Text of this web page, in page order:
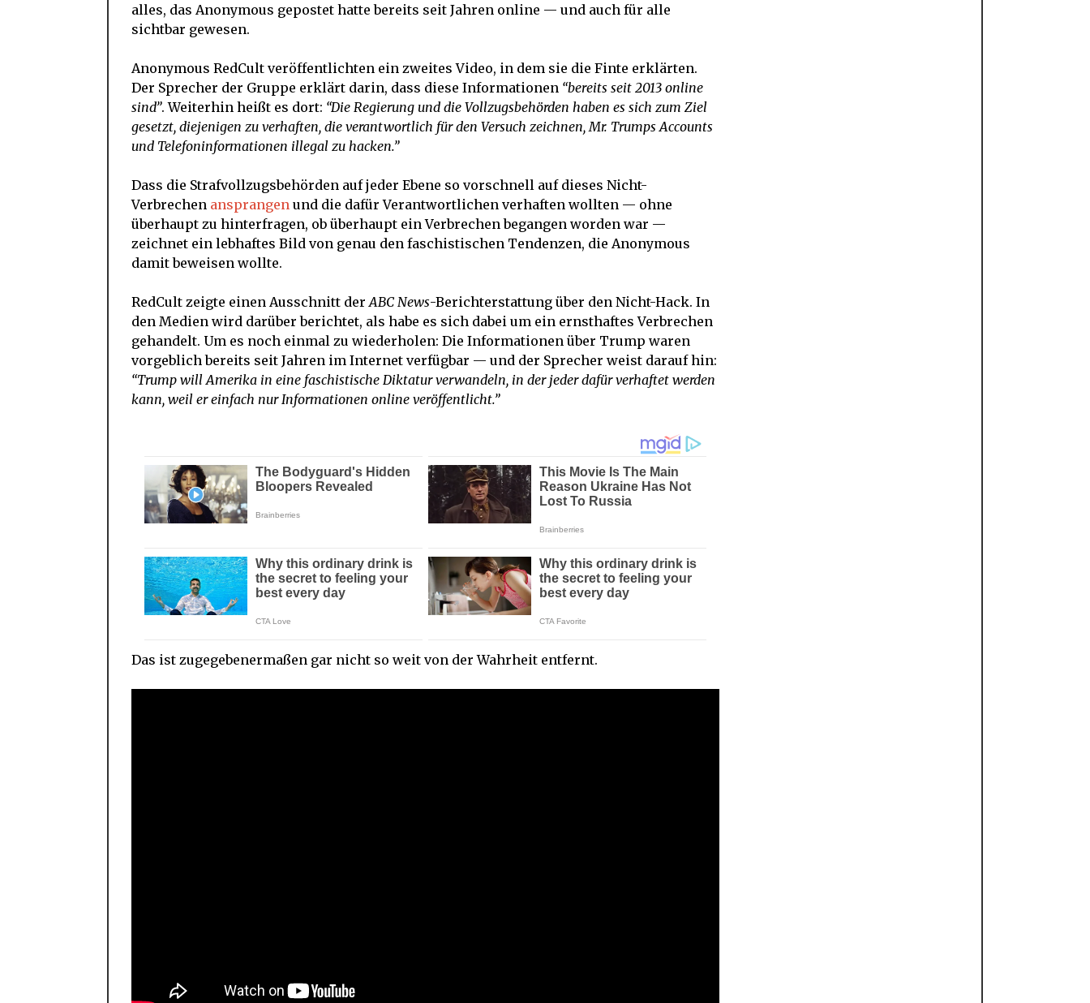
alles, das Anonymous gepostet hatte bereits seit Jahren online — und auch für alle
sichtbar gewesen.
Anonymous RedCult veröffentlichten ein zweites Video, in dem sie die Finte erklärten.
Der Sprecher der Gruppe erklärt darin, dass diese Informationen “bereits seit 2013 online
sind”. Weiterhin heißt es dort: “Die Regierung und die Vollzugsbehörden haben es sich zum Ziel
gesetzt, diejenigen zu verhaften, die verantwortlich für den Versuch zeichnen, Mr. Trumps Accounts
und Telefoninformationen illegal zu hacken.”
Dass die Strafvollzugsbehörden auf jeder Ebene so vorschnell auf dieses Nicht-
Verbrechen ansprangen und die dafür Verantwortlichen verhaften wollten — ohne
überhaupt zu hinterfragen, ob überhaupt ein Verbrechen begangen worden war —
zeichnet ein lebhaftes Bild von genau den faschistischen Tendenzen, die Anonymous
damit beweisen wollte.
RedCult zeigte einen Ausschnitt derABC News-Berichterstattung über den Nicht-Hack. In
den Medien wird darüber berichtet, als habe es sich dabei um ein ernsthaftes Verbrechen
gehandelt. Um es noch einmal zu wiederholen: Die Informationen über Trump waren
vorgeblich bereits seit Jahren im Internet verfügbar — und der Sprecher weist darauf hin:
“Trump will Amerika in eine faschistische Diktatur verwandeln, in der jeder dafür verhaftet werden
kann, weil er einfach nur Informationen online veröffentlicht.”
Das ist zugegebenermaßen gar nicht so weit von der Wahrheit entfernt.